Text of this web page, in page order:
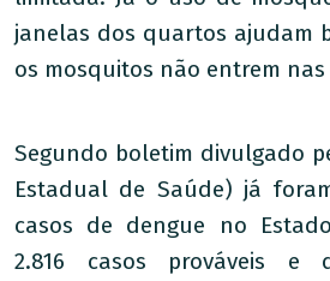
janelas dos quartos ajudam
os mosquitos não entrem
Segundo boletim divulgado
Estadual de Saúde) já
casos de dengue no
2.816 casos prováveis e